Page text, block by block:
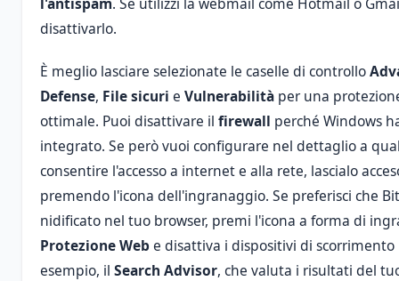
disattivarlo.
È meglio lasciare selezionate le caselle di controllo
Defense, File sicuri e Vulnerabilità per una
ottimale. Puoi disattivare il firewall perché Windows
integrato. Se però vuoi configurare nel dettaglio a
consentire l'accesso a internet e alla rete, lascialo
premendo l'icona dell'ingranaggio. Se preferisci che
nidificato nel tuo browser, premi l'icona a forma di
Protezione Webe disattiva i dispositivi di
esempio, il Search Advisor, che valuta i risultati del